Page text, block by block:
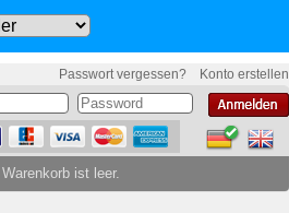
Passwort vergessen? Konto erstellen
Warenkorb ist leer.